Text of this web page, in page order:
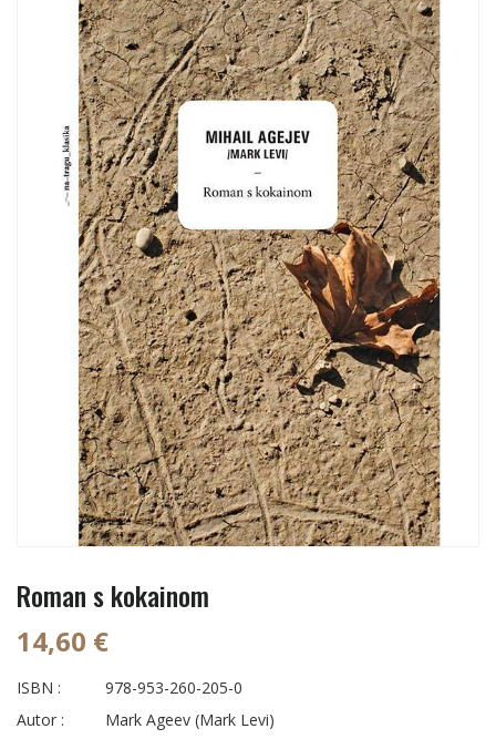
Roman s kokainom
14,60 €
ISBN :
978-953-260-205-0
Autor :
Mark Ageev (Mark Levi)